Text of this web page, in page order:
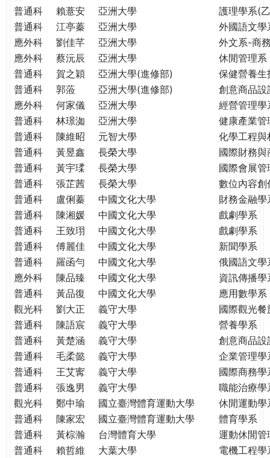
普通科
賴薏安 亞洲大學
護理學系(
普通科
江亭蓁 亞洲大學
外國語文學
應外科
劉佳芊 亞洲大學
外文系-商
應外科
蔡沅辰 亞洲大學
休閒管理系
普通科
賀之穎 亞洲大學(進修部)
保健營養生
普通科
郭蒞 亞洲大學(進修部)
創意商品設
應外科
何家儀 亞洲大學
經營管理學
普通科
林璟洳 亞洲大學
健康產業
普通科
陳維昭 元智大學
化學工程與
普通科
黃昱鑫 長榮大學
國際財務
普通科
黃宇瑈 長榮大學
國際會展
普通科
張芷茜 長榮大學
數位內容創
普通科
盧俐蓁 中國文化大學
財務金融
普通科
陳湘媛 中國文化大學
戲劇學系
普通科
王致珝 中國文化大學
戲劇學系
普通科
傅麗佳 中國文化大學
新聞學系
普通科
羅函勻 中國文化大學
俄國語文學
應外科
陳品臻 中國文化大學
資訊傳播學
普通科
黃品復 中國文化大學
應用數學系
觀光科
劉大正 義守大學
國際觀光
普通科
陳語宸 義守大學
營養學系
普通科
黃楚涵 義守大學
創意商品設
普通科
毛柔懿 義守大學
企業管理學
普通科
王艾寗 義守大學
國際商務學
普通科
張逸男 義守大學
職能治療學
觀光科
鄭中瑜 國立臺灣體育運動大學
休閒運動學
普通科
陳家宏 國立臺灣體育運動大學
體育學系
普通科
黃棕瀚 台灣體育大學
運動休閒管
普通科
賴哲維 大葉大學
電機工程學